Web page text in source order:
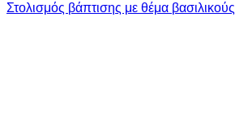
Στολισμός βάπτισης με θέμα βασιλικούς